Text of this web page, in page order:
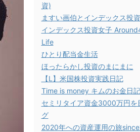
資)
ますい画伯とインデックス投
インデックス投資女子
Life
ひとり配当金生活
ほったらかし投資のまにまに
【L】米国株投資実践日記
Time is money キムのお金日記
セミリタイア資金3000万円を
グ
2020年への資産運用の旅